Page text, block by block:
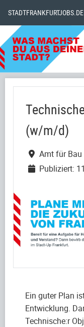
STADTFRANKFURTJOBS.DE
(w/m/d)
Amt für
Publiziert:
Ein guter Plan
Entwicklung.
Technische:r